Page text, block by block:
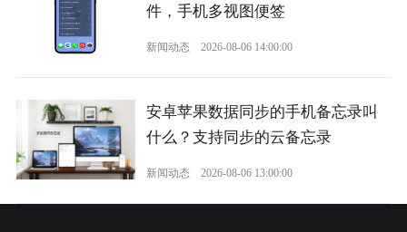
件，手机多视图便签
新闻动态 2026-08-06 14:00:00
安卓苹果数据同步的手机备忘录叫
什么？支持同步的云备忘录
新闻动态 2026-08-06 13:00:00